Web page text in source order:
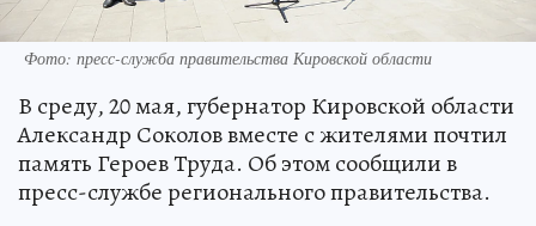
Фото: пресс-служба правительства Кировской области
В среду, 20 мая, губернатор Кировской области
Александр Соколов вместе с жителями почтил
память Героев Труда. Об этом сообщили в
пресс-службе регионального правительства.